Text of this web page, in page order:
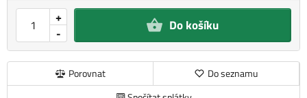
-
+ Do košíku
Porovnat
Do seznamu